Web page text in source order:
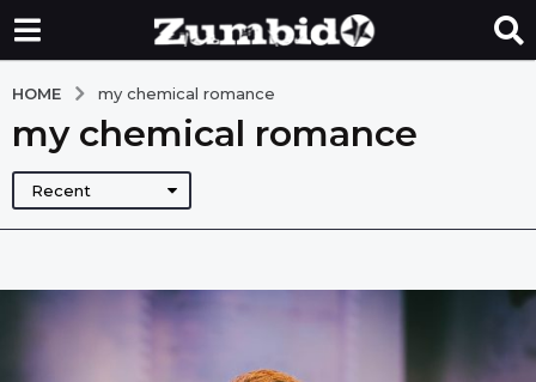
HOME my chemical romance
my chemical romance
Recent